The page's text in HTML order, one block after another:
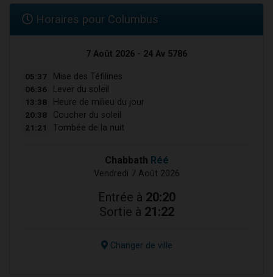
Horaires pour Columbus
7 Août 2026 - 24 Av 5786
05:37 Mise des Téfilines
06:36 Lever du soleil
13:38 Heure de milieu du jour
20:38 Coucher du soleil
21:21 Tombée de la nuit
Chabbath Réé
Vendredi 7 Août 2026
Entrée à 20:20
Sortie à 21:22
Changer de ville